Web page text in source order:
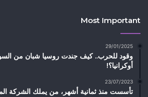
Most Important
29/01/2025
وقود للحرب.. كيف جندت روسيا شبان من
أوكرانيا؟!
23/07/2023
تأسست منذ ثمانية أشهر، من يملك الشركة